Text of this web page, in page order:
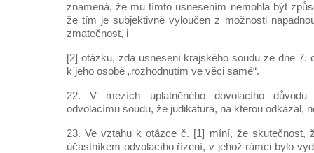
znamená, že mu tímto usnesením nemohla být
že tím je subjektivně vyloučen z možnosti
zmatečnost, i
[2] otázku, zda usnesení krajského soudu ze dne 7.
k jeho osobě „rozhodnutím ve věci samé“.
22. V mezích uplatněného dovolacího
odvolacímu soudu, že judikatura, na kterou odkázal,
23. Ve vztahu k otázce č. [1] míní, že skutečnost,
účastníkem odvolacího řízení, v jehož rámci bylo